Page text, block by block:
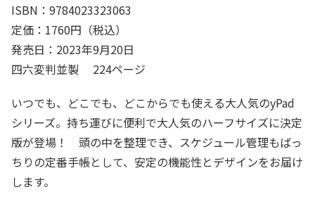
ISBN：9784023323063
定価：1760円（税込）
発売日：2023年9月20日
四六変判並製 224ページ
いつでも、どこでも、どこからでも使える大人気のyPad
シリーズ。持ち運びに便利で大人気のハーフサイズに決定
版が登場！ 頭の中を整理でき、スケジュール管理もばっ
ちりの定番手帳として、安定の機能性とデザインをお届け
します。